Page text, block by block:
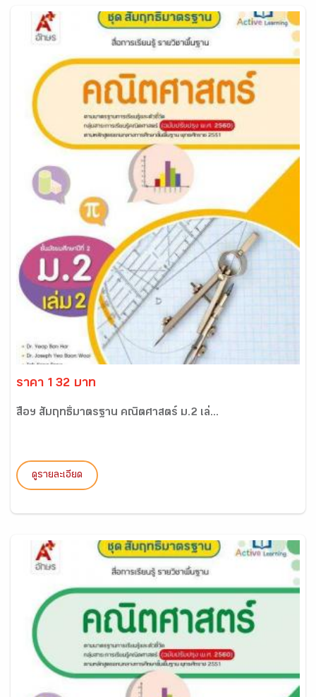
ราคา 132 บาท
สื่อฯ สัมฤทธิ์มาตรฐาน คณิตศาสตร์ ม.2 เล่...
ดูรายละเอียด